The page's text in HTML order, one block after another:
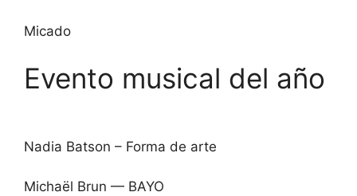
Micado
Evento musical del año
Nadia Batson – Forma de arte
Michaël Brun — BAYO